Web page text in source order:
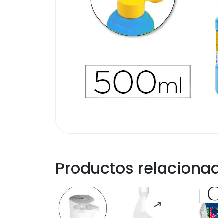
Productos